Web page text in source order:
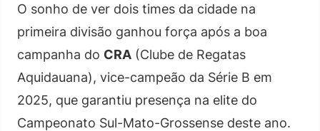
O sonho de ver dois times da cidade na
primeira divisão ganhou força após a boa
campanha do CRA (Clube de Regatas
Aquidauana), vice-campeão da Série B em
2025, que garantiu presença na elite do
Campeonato Sul-Mato-Grossense deste ano.